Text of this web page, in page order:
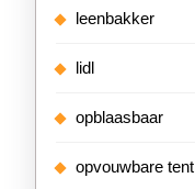
leenbakker
lidl
opblaasbaar
opvouwbare tent